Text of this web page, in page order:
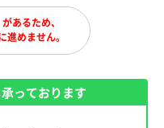
あるため、
進めません。
っております